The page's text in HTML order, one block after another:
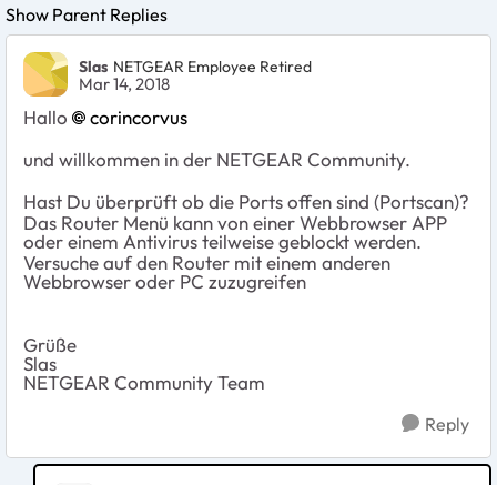
Show Parent Replies
Slas NETGEAR Employee Retired
Mar 14, 2018
Hallo
corincorvus
und willkommen in der NETGEAR Community.
Hast Du überprüft ob die Ports offen sind (Portscan)?
Das Router Menü kann von einer Webbrowser APP
oder einem Antivirus teilweise geblockt werden.
Versuche auf den Router mit einem anderen
Webbrowser oder PC zuzugreifen
Grüße
Slas
NETGEAR Community Team
Reply